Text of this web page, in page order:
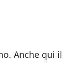
Anche qui il